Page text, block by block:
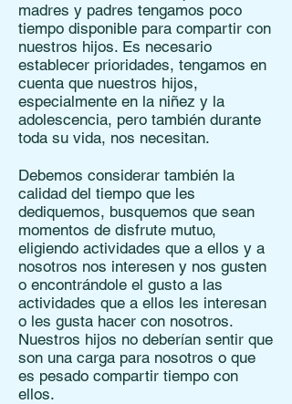
madres y padres tengamos poco
tiempo disponible para compartir con
nuestros hijos. Es necesario
establecer prioridades, tengamos en
cuenta que nuestros hijos,
especialmente en la niñez y la
adolescencia, pero también durante
toda su vida, nos necesitan.
Debemos considerar también la
calidad del tiempo que les
dediquemos, busquemos que sean
momentos de disfrute mutuo,
eligiendo actividades que a ellos y a
nosotros nos interesen y nos gusten
o encontrándole el gusto a las
actividades que a ellos les interesan
o les gusta hacer con nosotros.
Nuestros hijos no deberían sentir que
son una carga para nosotros o que
es pesado compartir tiempo con
ellos.